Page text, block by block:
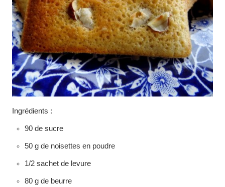
Ingrédients :
90 de sucre
50 g de noisettes en poudre
1/2 sachet de levure
80 g de beurre